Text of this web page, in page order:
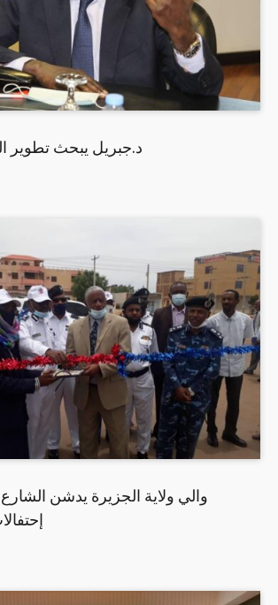
د.جبريل يبحث تطوير
والي ولاية الجزيرة يدشن